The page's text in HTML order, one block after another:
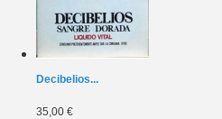
Decibelios...
35,00 €